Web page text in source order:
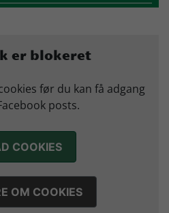
til HØJ Elite
efter 17 sæsoner i grønt
er blokeret
før du kan få adgang
posts.
COOKIES
OM COOKIES